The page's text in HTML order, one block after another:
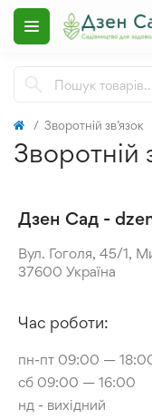
Зворотній зв’язок
Зворотній
Дзен Сад -
Вул. Гоголя, 45/1,
37600 Україна
Час роботи:
пн-пт 09:00 —
сб 09:00 — 16:00
нд - вихідний